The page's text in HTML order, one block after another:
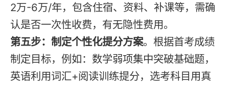
2万-6万/年，包含住宿、资料、补课等，需确
认是否一次性收费，有无隐性费用。
第五步：制定个性化提分方案。根据首考成绩
制定目标，例如：数学弱项集中突破基础题，
英语利用词汇+阅读训练提分，选考科目用真